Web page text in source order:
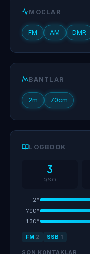
MODLAR
FM AM DMR
BANTLAR
2m 70cm
LOGBOOK
3
QSO
2M
70CM
13CM
FM 2 SSB 1
SON KONTAKLAR